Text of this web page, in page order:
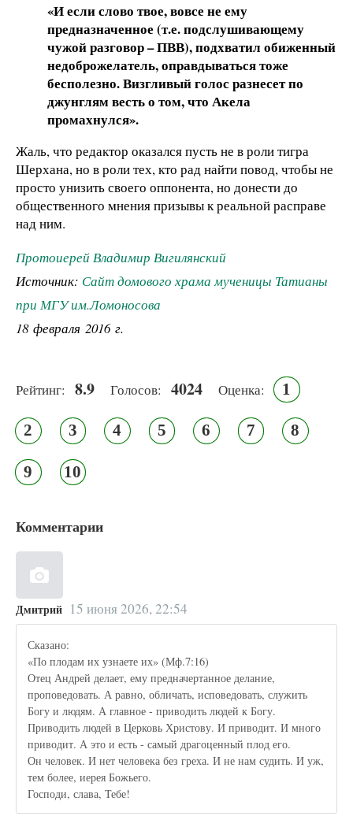
«И если слово твое, вовсе не ему
предназначенное (т.е. подслушивающему
чужой разговор – ПВВ), подхватил обиженный
недоброжелатель, оправдываться тоже
бесполезно. Визгливый голос разнесет по
джунглям весть о том, что Акела
промахнулся».
Жаль, что редактор оказался пусть не в роли тигра
Шерхана, но в роли тех, кто рад найти повод, чтобы не
просто унизить своего оппонента, но донести до
общественного мнения призывы к реальной расправе
над ним.
Протоиерей Владимир Вигилянский
Источник: Сайт домового храма мученицы Татианы
при МГУ им.Ломоносова
18 февраля 2016 г.
Рейтинг: 8.9 Голосов: 4024 Оценка: 1
2 3 4 5 6 7 8
9 10
Комментарии
Дмитрий 15 июня 2026, 22:54
Сказано:
«По плодам их узнаете их» (Мф.7:16)
Отец Андрей делает, ему предначертанное делание,
проповедовать. А равно, обличать, исповедовать, служить
Богу и людям. А главное - приводить людей к Богу.
Приводить людей в Церковь Христову. И приводит. И много
приводит. А это и есть - самый драгоценный плод его.
Он человек. И нет человека без греха. И не нам судить. И уж,
тем более, иерея Божьего.
Господи, слава, Тебе!